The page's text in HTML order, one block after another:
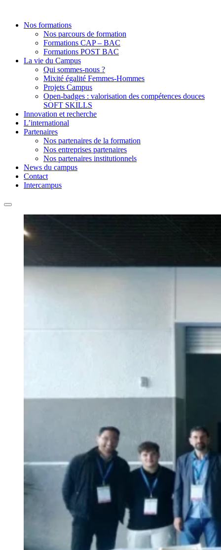
Nos formations
Nos parcours de formation
Formations CAP – BAC
Formations POST BAC
La vie du Campus
Qui sommes-nous ?
Mixité égalité Femmes-Hommes
Projets Campus
Open-badges : valorisation des compétences douces
SOFT SKILLS
Innovation et recherche
L’international
Partenaires
Nos partenaires de la formation
Nos entreprises partenaires
Nos partenaires institutionnels
News du campus
Contact
Intercampus